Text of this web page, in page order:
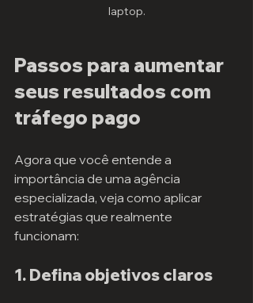
laptop.
Passos para aumentar
seus resultados com
tráfego pago
Agora que você entende a
importância de uma agência
especializada, veja como aplicar
estratégias que realmente
funcionam:
1. Defina objetivos claros